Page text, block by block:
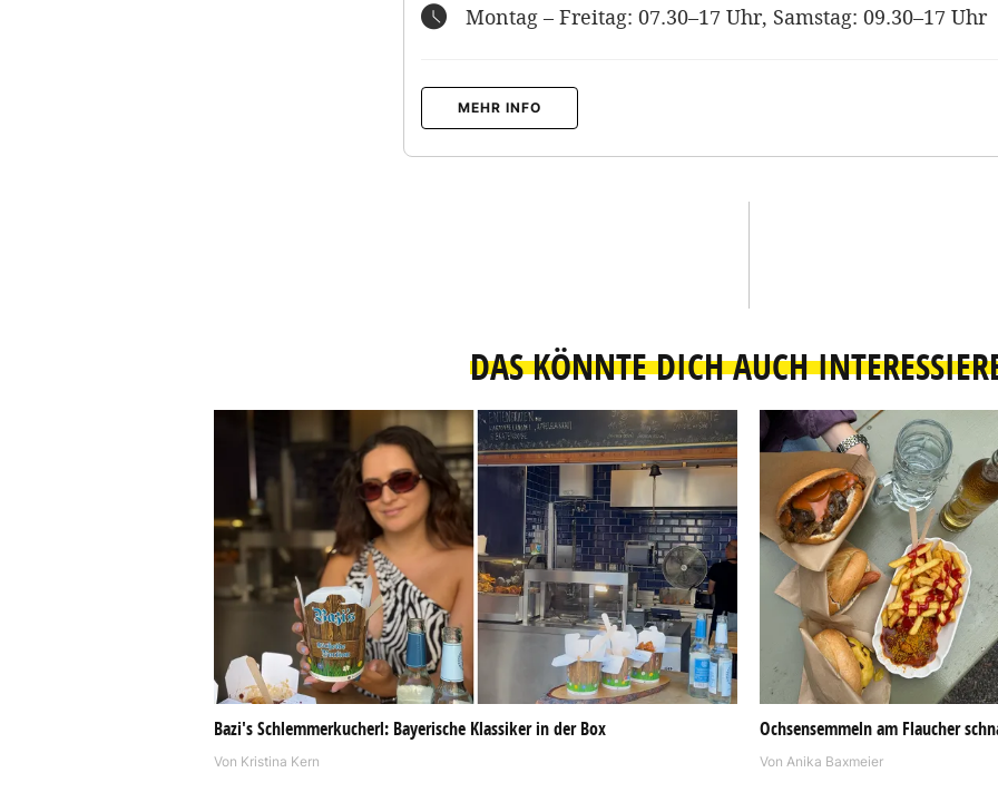
Montag – Freitag: 07.30–17 Uhr, Samstag: 09.30–17 Uhr
MEHR INFO
DAS KÖNNTE DICH AUCH
Bazi's Schlemmerkucherl: Bayerische Klassiker in der Box
Von Kristina Kern
Ochsensemmeln am Flaucher
Von Anika Baxmeier